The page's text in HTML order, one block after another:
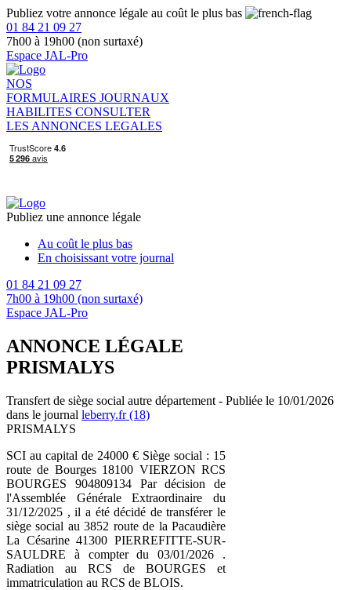
Publiez votre annonce légale au coût le plus bas
01 84 21 09 27
7h00 à 19h00 (non surtaxé)
Espace JAL-Pro
NOS
FORMULAIRES JOURNAUX
HABILITES CONSULTER
LES ANNONCES LEGALES
Publiez une annonce légale
Au coût le plus bas
En choisissant votre journal
01 84 21 09 27
7h00 à 19h00 (non surtaxé)
Espace JAL-Pro
ANNONCE LÉGALE
PRISMALYS
Transfert de siège social autre département - Publiée le 10/01/2026
dans le journal leberry.fr (18)
PRISMALYS
SCI au capital de 24000 € Siège social : 15
route de Bourges 18100 VIERZON RCS
BOURGES 904809134 Par décision de
l'Assemblée Générale Extraordinaire du
31/12/2025 , il a été décidé de transférer le
siège social au 3852 route de la Pacaudière
La Césarine 41300 PIERREFITTE-SUR-
SAULDRE à compter du 03/01/2026 .
Radiation au RCS de BOURGES et
immatriculation au RCS de BLOIS.